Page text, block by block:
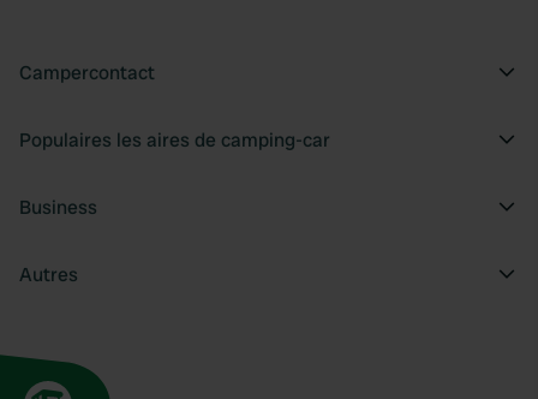
Campercontact
Populaires les aires de camping-car
Business
Autres